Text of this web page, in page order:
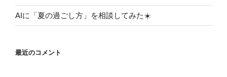
AIに「夏の過ごし方」を相談してみた☀️
最近のコメント